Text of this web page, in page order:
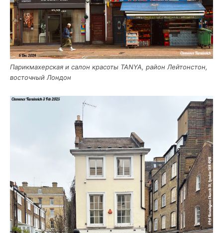
Парик­ма­хер­ская и салон кра­со­ты TANYA, рай­он Лей­тон­стон,
восточ­ный Лондон